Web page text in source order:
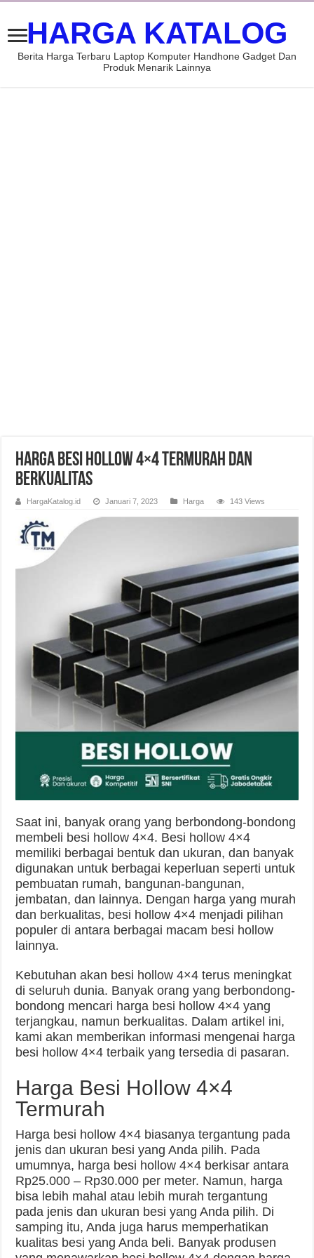
HARGA KATALOG
Berita Harga Terbaru Laptop Komputer Handhone Gadget Dan
Produk Menarik Lainnya
Harga Besi Hollow 4×4 Termurah dan
Berkualitas
HargaKatalog.id Januari 7, 2023 Harga 143 Views
Saat ini, banyak orang yang berbondong-bondong
membeli besi hollow 4×4. Besi hollow 4×4
memiliki berbagai bentuk dan ukuran, dan banyak
digunakan untuk berbagai keperluan seperti untuk
pembuatan rumah, bangunan-bangunan,
jembatan, dan lainnya. Dengan harga yang murah
dan berkualitas, besi hollow 4×4 menjadi pilihan
populer di antara berbagai macam besi hollow
lainnya.
Kebutuhan akan besi hollow 4×4 terus meningkat
di seluruh dunia. Banyak orang yang berbondong-
bondong mencari harga besi hollow 4×4 yang
terjangkau, namun berkualitas. Dalam artikel ini,
kami akan memberikan informasi mengenai harga
besi hollow 4×4 terbaik yang tersedia di pasaran.
Harga Besi Hollow 4×4
Termurah
Harga besi hollow 4×4 biasanya tergantung pada
jenis dan ukuran besi yang Anda pilih. Pada
umumnya, harga besi hollow 4×4 berkisar antara
Rp25.000 – Rp30.000 per meter. Namun, harga
bisa lebih mahal atau lebih murah tergantung
pada jenis dan ukuran besi yang Anda pilih. Di
samping itu, Anda juga harus memperhatikan
kualitas besi yang Anda beli. Banyak produsen